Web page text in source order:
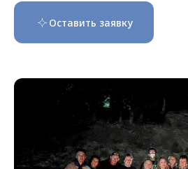
Оставить заявку